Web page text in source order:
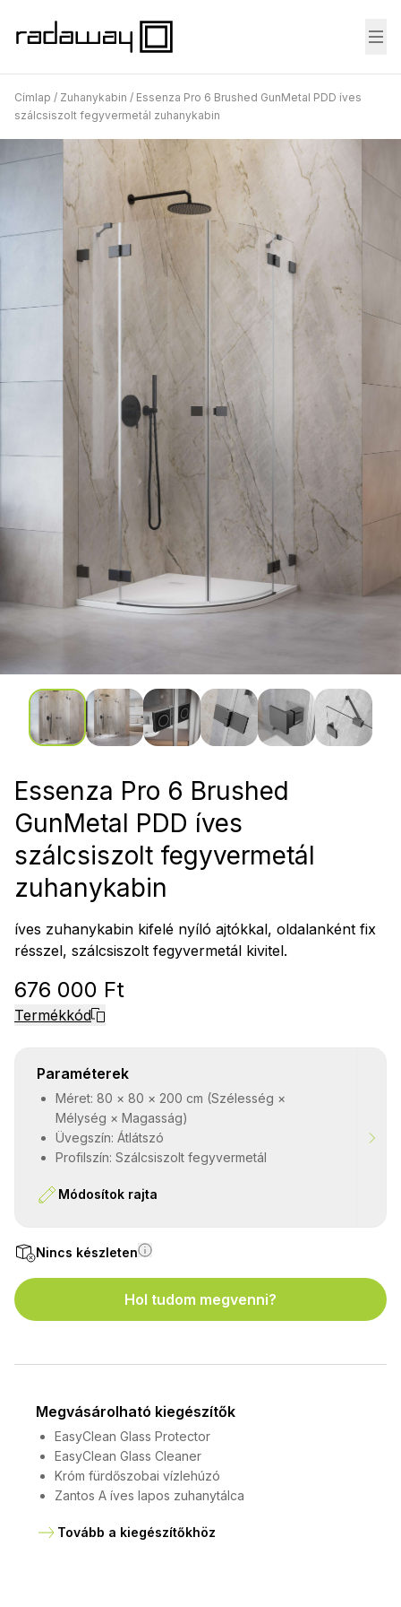
Címlap / Zuhanykabin / Essenza Pro 6 Brushed GunMetal PDD íves
szálcsiszolt fegyvermetál zuhanykabin
Essenza Pro 6 Brushed
GunMetal PDD íves
szálcsiszolt fegyvermetál
zuhanykabin
íves zuhanykabin kifelé nyíló ajtókkal, oldalanként fix
résszel, szálcsiszolt fegyvermetál kivitel.
676 000 Ft
Termékkód
Paraméterek
Méret: 80 × 80 × 200 cm (Szélesség ×
Mélység × Magasság)
Üvegszín: Átlátszó
Profilszín: Szálcsiszolt fegyvermetál
Módosítok rajta
Nincs készleten
Hol tudom megvenni?
Megvásárolható kiegészítők
EasyClean Glass Protector
EasyClean Glass Cleaner
Króm fürdőszobai vízlehúzó
Zantos A íves lapos zuhanytálca
Tovább a kiegészítőkhöz